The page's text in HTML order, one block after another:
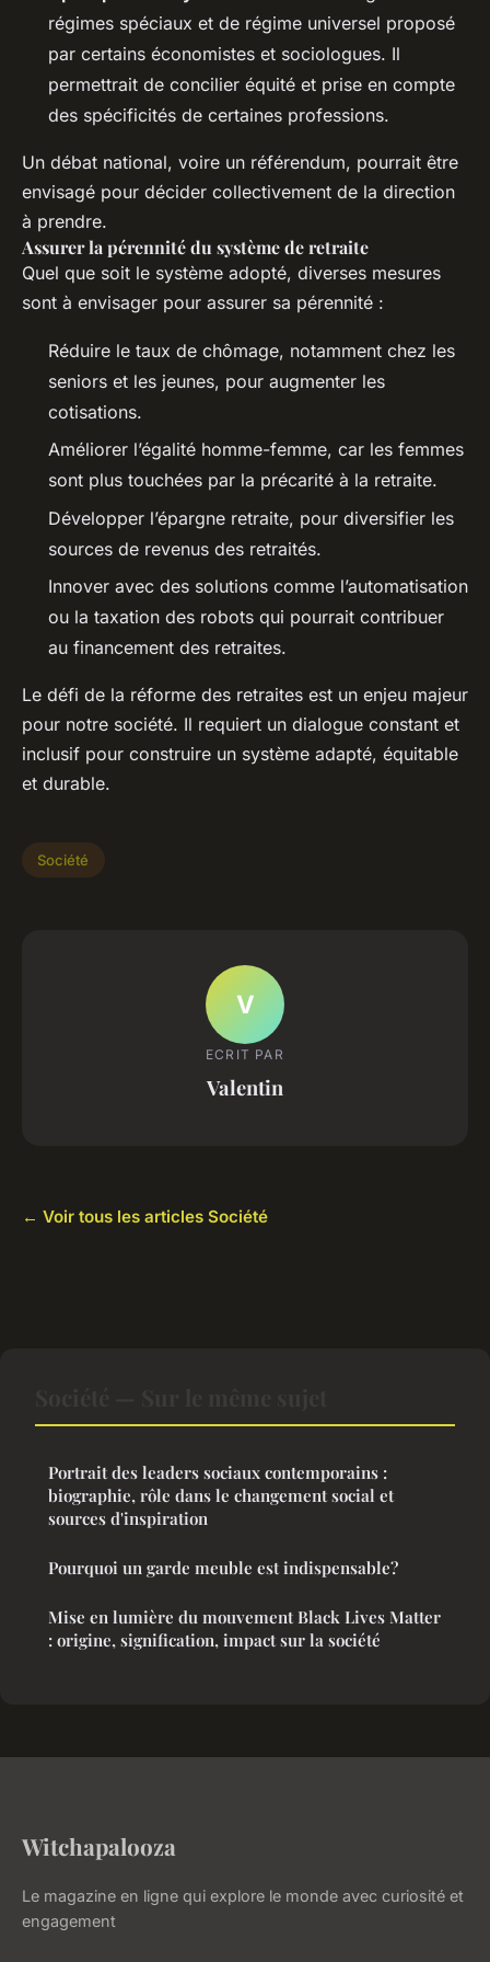
régimes spéciaux et de régime universel proposé
par certains économistes et sociologues. Il
permettrait de concilier équité et prise en compte
des spécificités de certaines professions.
Un débat national, voire un référendum, pourrait être
envisagé pour décider collectivement de la direction
à prendre.
Assurer la pérennité du système de retraite
Quel que soit le système adopté, diverses mesures
sont à envisager pour assurer sa pérennité :
Réduire le taux de chômage, notamment chez les
seniors et les jeunes, pour augmenter les
cotisations.
Améliorer l’égalité homme-femme, car les femmes
sont plus touchées par la précarité à la retraite.
Développer l’épargne retraite, pour diversifier les
sources de revenus des retraités.
Innover avec des solutions comme l’automatisation
ou la taxation des robots qui pourrait contribuer
au financement des retraites.
Le défi de la réforme des retraites est un enjeu majeur
pour notre société. Il requiert un dialogue constant et
inclusif pour construire un système adapté, équitable
et durable.
Société
V
ECRIT PAR
Valentin
← Voir tous les articles Société
Portrait des leaders sociaux contemporains :
biographie, rôle dans le changement social et
sources d'inspiration
Pourquoi un garde meuble est indispensable?
Mise en lumière du mouvement Black Lives Matter
: origine, signification, impact sur la société
Witchapalooza
Le magazine en ligne qui explore le monde avec curiosité et
engagement